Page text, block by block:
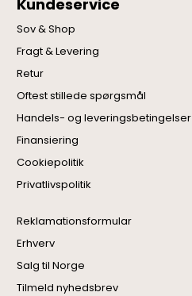
Kundeservice
Sov & Shop
Fragt & Levering
Retur
Oftest stillede spørgsmål
Handels- og leveringsbetingelser
Finansiering
Cookiepolitik
Privatlivspolitik
Reklamationsformular
Erhverv
Salg til Norge
Tilmeld nyhedsbrev